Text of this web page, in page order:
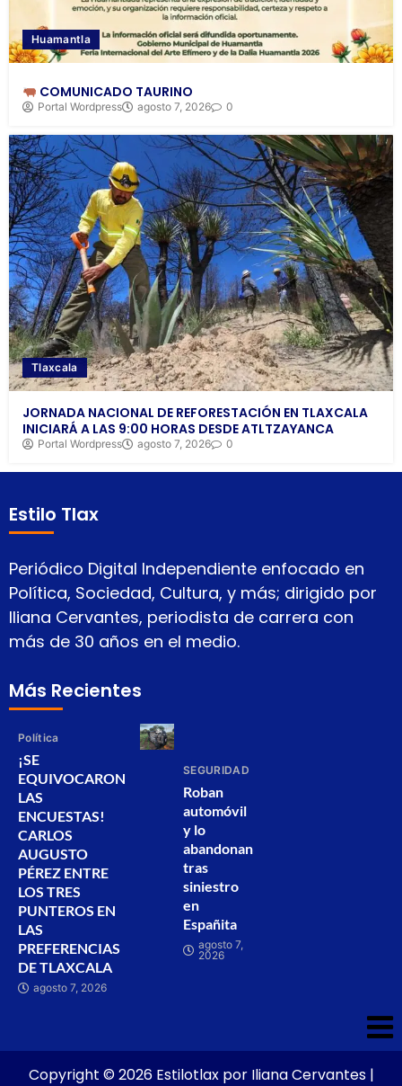
Huamantla
COMUNICADO TAURINO
Portal Wordpress agosto 7, 2026 0
Tlaxcala
JORNADA NACIONAL DE REFORESTACIÓN EN TLAXCALA
INICIARÁ A LAS 9:00 HORAS DESDE ATLTZAYANCA
Portal Wordpress agosto 7, 2026 0
Estilo Tlax
Periódico Digital Independiente enfocado en
Política, Sociedad, Cultura, y más; dirigido por
Iliana Cervantes, periodista de carrera con
más de 30 años en el medio.
Más Recientes
Política
¡SE
EQUIVOCARON
LAS
ENCUESTAS!
CARLOS
AUGUSTO
PÉREZ ENTRE
LOS TRES
PUNTEROS EN
LAS
PREFERENCIAS
DE TLAXCALA
agosto 7, 2026
SEGURIDAD
Roban
automóvil
y lo
abandonan
tras
siniestro
en
Españita
agosto 7,
2026
Copyright © 2026 Estilotlax por Iliana Cervantes |